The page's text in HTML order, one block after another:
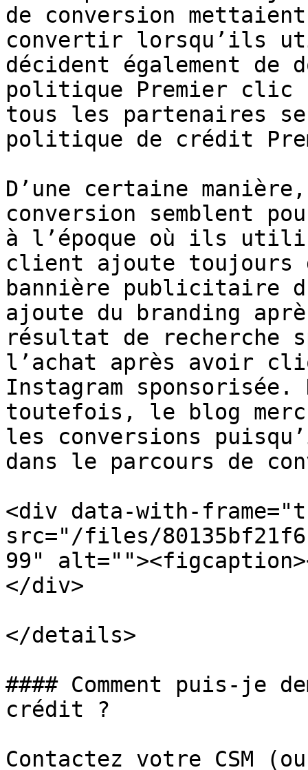
de conversion
convertir lorsqu’ils
décident également
politique Premier
tous les partenaires
politique de crédit
D’une certaine
conversion semblent
à l’époque où ils
client ajoute toujours
bannière publicitaire
ajoute du branding
résultat de recherche
l’achat après avoir
Instagram sponsorisée.
toutefois, le blog
les conversions
dans le parcours de
<div data-with-
src="/files/
99"
</div>
</details>
#### Comment puis-je
crédit ?
Contactez votre CSM